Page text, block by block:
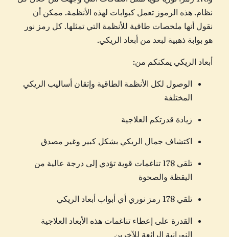
نظام. هذه الرموز تعمل كبوابات لهذه الأنظمة. ممكن أن
نقول أنها ملخصات طاقية للأنظمة التي تمثلها. كل رمز نور
هو بوابة ذهبية لبعد من أبعاد الريكي.
أبعاد الريكي يمكنكم من:
الوصول لكل الأنظمة الطاقية وإتقان أساليب الريكي
المختلفة
زيادة قدرتكم العلاجية
اكتشاف جمال الريكي بشكل كبير وغير مصدق
تلقي 178 تناغمات قوية تؤدي إلى درجة عالية من
اليقظة والصحوة
تلقي 178 رمز نوري أي أبواب أبعاد الريكي
القدرة على إعطاء تناغمات هذه الأبعاد العلاجية
النورانية الرائعة للآخرين